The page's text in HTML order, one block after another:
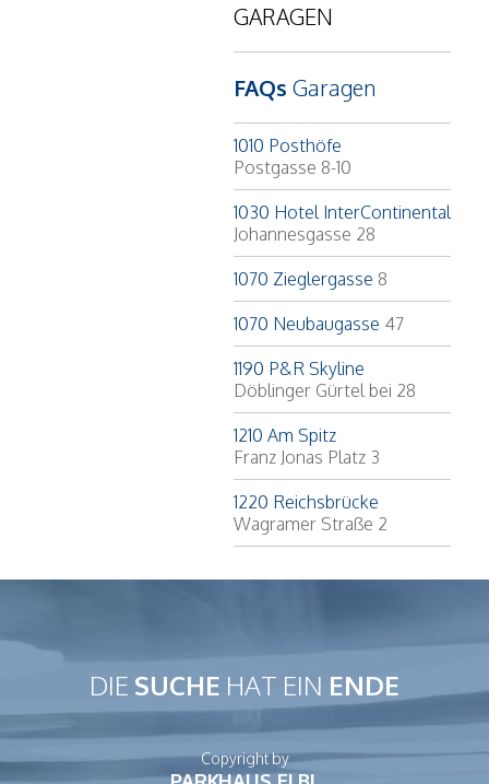
GARAGEN
FAQs Garagen
1010 Posthöfe
Postgasse 8-10
1030 Hotel InterContinental
Johannesgasse 28
1070 Zieglergasse 8
1070 Neubaugasse 47
1190 P&R Skyline
Döblinger Gürtel bei 28
1210 Am Spitz
Franz Jonas Platz 3
1220 Reichsbrücke
Wagramer Straße 2
DIE SUCHE HAT EIN ENDE
Copyright by